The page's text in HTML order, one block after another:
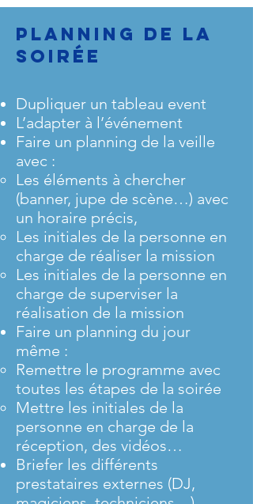
Planning de la
soirée
Dupliquer un tableau event
L’adapter à l’événement
Faire un planning de la veille
avec :
Les éléments à chercher
(banner, jupe de scène…) avec
un horaire précis,
Les initiales de la personne en
charge de réaliser la mission
Les initiales de la personne en
charge de superviser la
réalisation de la mission
Faire un planning du jour
même :
Remettre le programme avec
toutes les étapes de la soirée
Mettre les initiales de la
personne en charge de la
réception, des vidéos…
Briefer les différents
prestataires externes (DJ,